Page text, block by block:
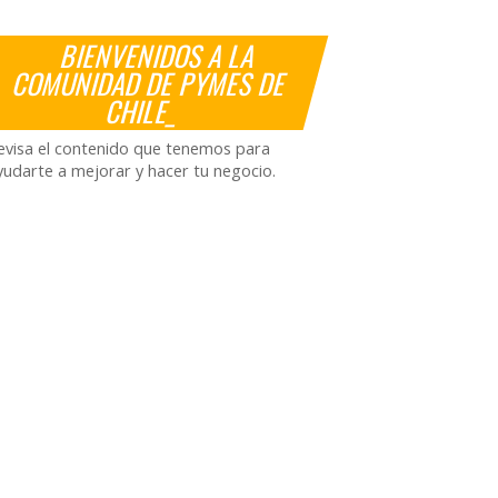
BIENVENIDOS A LA
COMUNIDAD DE PYMES DE
CHILE_
el contenido que tenemos para
a mejorar y hacer tu negocio.